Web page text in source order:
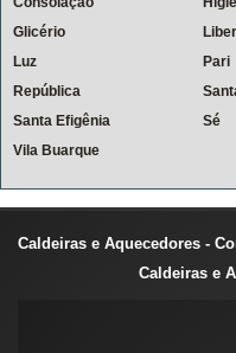
Glicério
Luz
Pari
República
Santa Efigênia
Sé
Vila Buarque
Caldeiras e Aquecedores -
Caldeiras e